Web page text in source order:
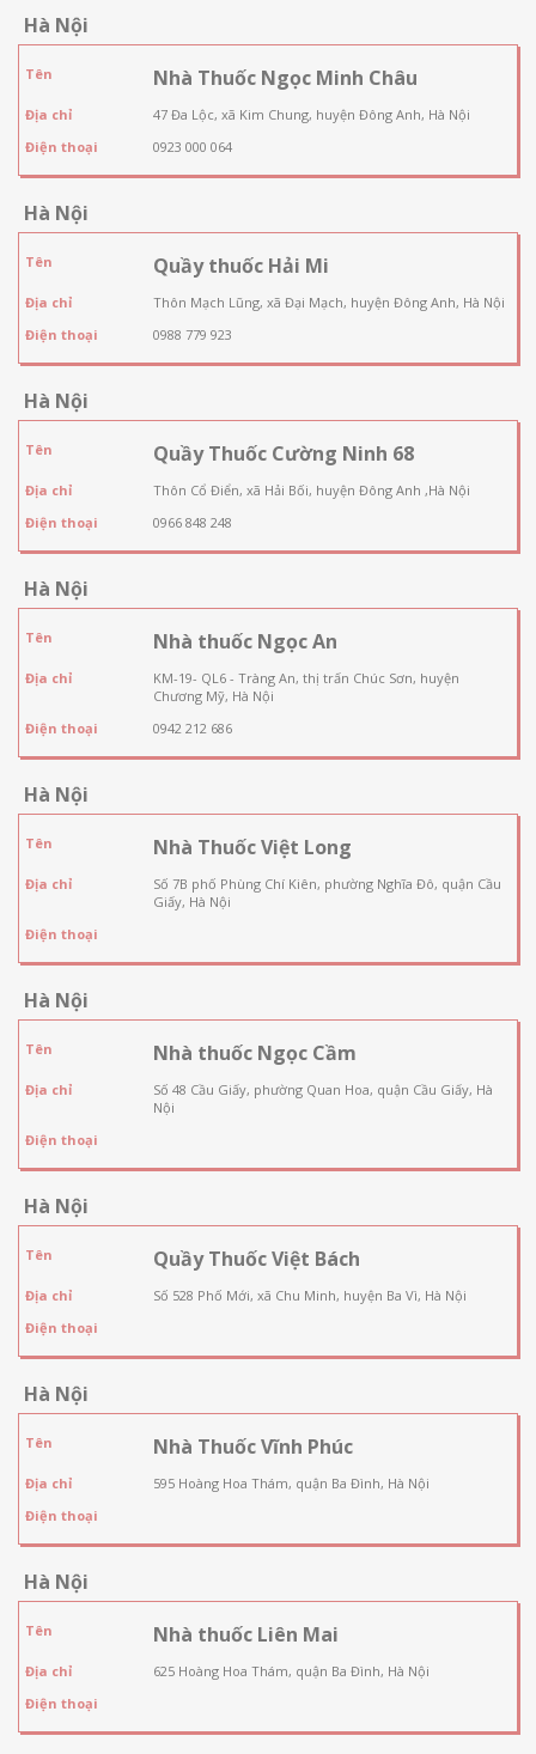
Hà Nội
Tên Nhà Thuốc Ngọc Minh Châu
Địa chỉ
47 Đa Lộc, xã Kim Chung, huyện Đông Anh, Hà Nội
Điện thoại
0923 000 064
Hà Nội
Tên Quầy thuốc Hải Mi
Địa chỉ
Thôn Mạch Lũng, xã Đại Mạch, huyện Đông Anh, Hà Nội
Điện thoại
0988 779 923
Hà Nội
Tên Quầy Thuốc Cường Ninh 68
Địa chỉ
Thôn Cổ Điển, xã Hải Bối, huyện Đông Anh ,Hà Nội
Điện thoại
0966 848 248
Hà Nội
Tên Nhà thuốc Ngọc An
Địa chỉ
KM-19- QL6 - Tràng An, thị trấn Chúc Sơn, huyện
Chương Mỹ, Hà Nội
Điện thoại
0942 212 686
Hà Nội
Tên Nhà Thuốc Việt Long
Địa chỉ
Số 7B phố Phùng Chí Kiên, phường Nghĩa Đô, quận Cầu
Giấy, Hà Nội
Điện thoại
Hà Nội
Tên Nhà thuốc Ngọc Cầm
Địa chỉ
Số 48 Cầu Giấy, phường Quan Hoa, quận Cầu Giấy, Hà
Nội
Điện thoại
Hà Nội
Tên Quầy Thuốc Việt Bách
Địa chỉ
Số 528 Phố Mới, xã Chu Minh, huyện Ba Vì, Hà Nội
Điện thoại
Hà Nội
Tên Nhà Thuốc Vĩnh Phúc
Địa chỉ
595 Hoàng Hoa Thám, quận Ba Đình, Hà Nội
Điện thoại
Hà Nội
Tên Nhà thuốc Liên Mai
Địa chỉ
625 Hoàng Hoa Thám, quận Ba Đình, Hà Nội
Điện thoại